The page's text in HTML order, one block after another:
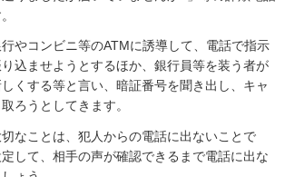
やコンビニ等のATMに誘導して、電話で指示
込ませようとするほか、銀行員等を装う者が
くする等と言い、暗証番号を聞き出し、キャ
ろうとしてきます。
なことは、犯人からの電話に出ないことで
して、相手の声が確認できるまで電話に出な